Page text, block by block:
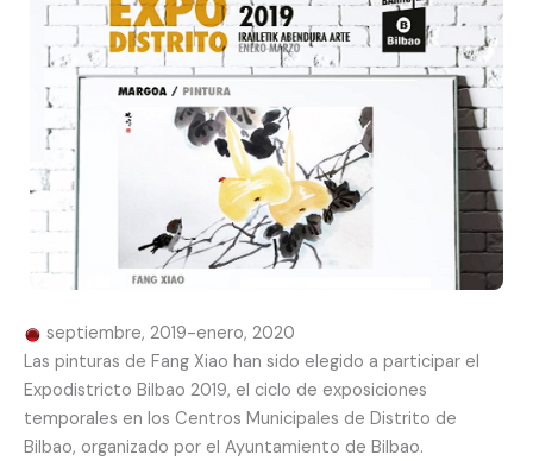
septiembre, 2019-enero, 2020
Las pinturas de Fang Xiao han sido elegido a participar el
Expodistricto Bilbao 2019, el ciclo de exposiciones
temporales en los Centros Municipales de Distrito de
Bilbao, organizado por el Ayuntamiento de Bilbao.